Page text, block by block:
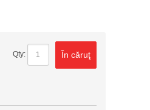
Qty: În căruţ